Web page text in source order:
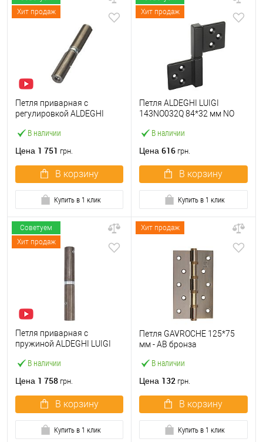
Хит продаж
В наличии
Петля приварная с
регулировкой ALDEGHI
Цена 1 751 грн.
В корзину
Купить в 1 клик
Хит продаж
В наличии
Петля ALDEGHI LUIGI
143NO032Q 84*32 мм NO
Цена 616 грн.
В корзину
Купить в 1 клик
Советуем
Хит продаж
В наличии
Петля приварная c
пружиной ALDEGHI LUIGI
правая
Цена 1 758 грн.
В корзину
Купить в 1 клик
Хит продаж
В наличии
Петля GAVROCHE 125*75
мм - АВ бронза
Цена 132 грн.
В корзину
Купить в 1 клик